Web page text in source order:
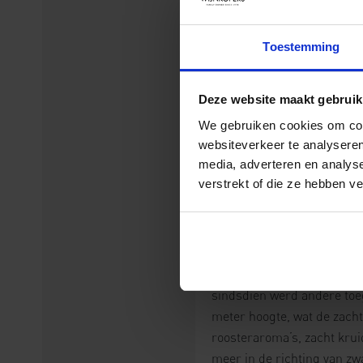
Toestemming
Deze website maakt
We gebruiken cookies om
websiteverkeer te
media, adverteren en
verstrekt of die ze hebben
Hubrecht Duijker.
Casa de
2015,
Tibó
‘Vol enthousiasme is
sindsdien werd andere
meter hoogte, wat de
roosteraroma’s, zacht
meer in de richting van